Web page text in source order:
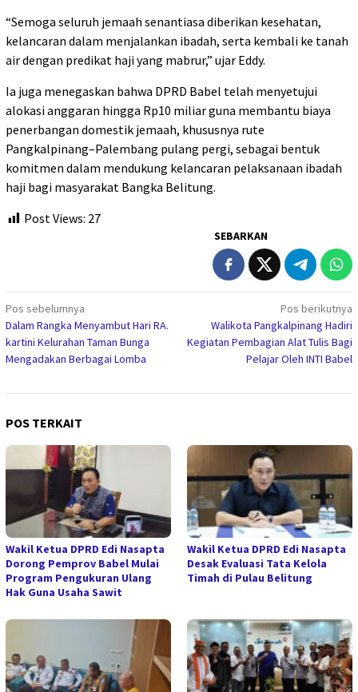
“Semoga seluruh jemaah senantiasa diberikan kesehatan,
kelancaran dalam menjalankan ibadah, serta kembali ke tanah
air dengan predikat haji yang mabrur,” ujar Eddy.
Ia juga menegaskan bahwa DPRD Babel telah menyetujui
alokasi anggaran hingga Rp10 miliar guna membantu biaya
penerbangan domestik jemaah, khususnya rute
Pangkalpinang–Palembang pulang pergi, sebagai bentuk
komitmen dalam mendukung kelancaran pelaksanaan ibadah
haji bagi masyarakat Bangka Belitung.
Post Views: 27
SEBARKAN
Navigasi
pos
Pos sebelumnya
Dalam Rangka Menyambut Hari RA.
kartini Kelurahan Taman Bunga
Mengadakan Berbagai Lomba
Pos berikutnya
Walikota Pangkalpinang Hadiri
Kegiatan Pembagian Alat Tulis Bagi
Pelajar Oleh INTI Babel
POS TERKAIT
Wakil Ketua DPRD Edi Nasapta
Dorong Pemprov Babel Mulai
Program Pengukuran Ulang
Hak Guna Usaha Sawit
Wakil Ketua DPRD Edi Nasapta
Desak Evaluasi Tata Kelola
Timah di Pulau Belitung